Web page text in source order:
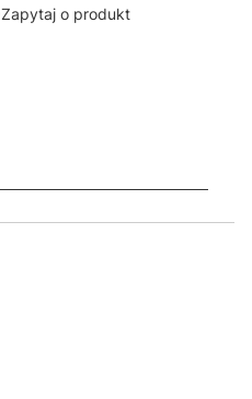
Zapytaj o produkt